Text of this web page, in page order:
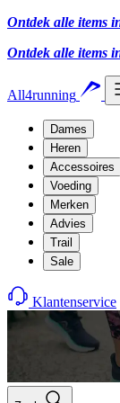
Ontdek alle items
Ontdek alle items
All4running
Dames
Heren
Accessoires
Voeding
Merken
Advies
Trail
Sale
Klantenservice